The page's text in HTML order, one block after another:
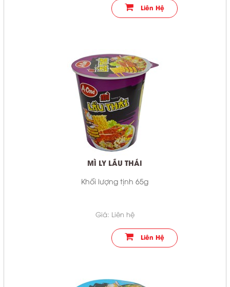
Liên Hệ
MÌ LY LẨU THÁI
Khối lượng tịnh 65g
Giá: Liên hệ
Liên Hệ